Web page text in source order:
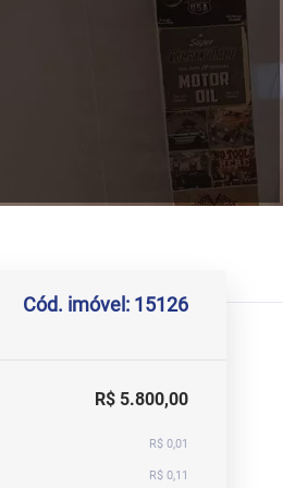
Cód. imóvel: 15126
R$ 5.800,00
R$ 0,01
R$ 0,11